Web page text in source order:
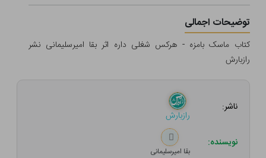
توضیحات اجمالی
کتاب ماسک بامزه - هرکس شغلی داره اثر بقا امیرسلیمانی نشر
رازبارش
ناشر:
رازبارش
نویسنده:
بقا امیرسلیمانی